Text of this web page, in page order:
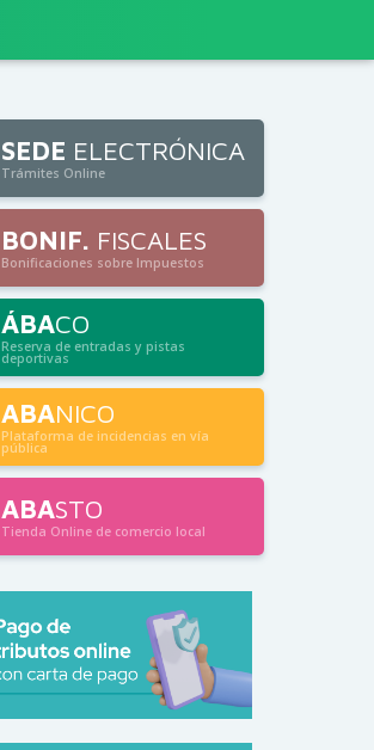
SEDE ELECTRÓNICA
Trámites Online
BONIF. FISCALES
Bonificaciones sobre Impuestos
ÁBACO
Reserva de entradas y pistas
deportivas
ABANICO
Plataforma de incidencias en vía
pública
ABASTO
Tienda Online de comercio local